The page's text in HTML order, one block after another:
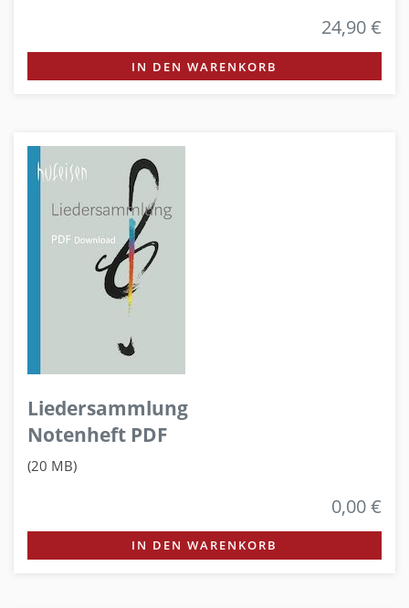
24,90 €
IN DEN WARENKORB
Liedersammlung
Notenheft PDF
(20 MB)
0,00 €
IN DEN WARENKORB